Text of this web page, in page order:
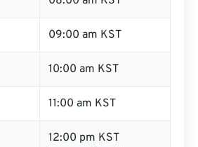
09:00 am KST
10:00 am KST
11:00 am KST
12:00 pm KST